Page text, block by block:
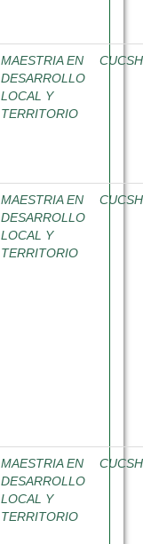
MAESTRIA EN
DESARROLLO
LOCAL Y
TERRITORIO
CUCSH
MAESTRIA EN
DESARROLLO
LOCAL Y
TERRITORIO
CUCSH
MAESTRIA EN
DESARROLLO
LOCAL Y
TERRITORIO
CUCSH